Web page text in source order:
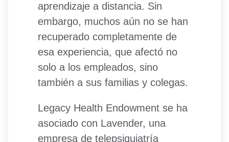
aprendizaje a distancia. Sin
embargo, muchos aún no se han
recuperado completamente de
esa experiencia, que afectó no
solo a los empleados, sino
también a sus familias y colegas.
Legacy Health Endowment se ha
asociado con Lavender, una
empresa de telepsiquiatría